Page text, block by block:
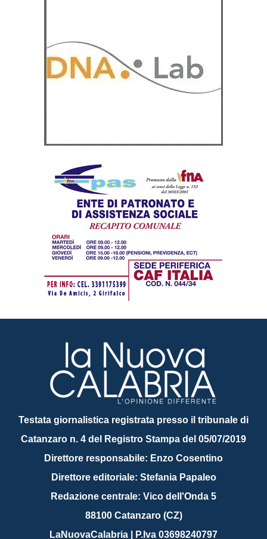
Testata giornalistica registrata presso il tribunale di
Catanzaro n. 4 del Registro Stampa del 05/07/2019
Direttore responsabile: Enzo Cosentino
Direttore editoriale: Stefania Papaleo
Redazione centrale: Vico dell'Onda 5
88100 Catanzaro (CZ)
LaNuovaCalabria | P.Iva 03698240797